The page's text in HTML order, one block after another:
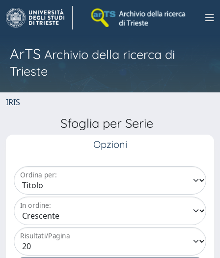
ArTS Archivio della ricerca di
Trieste
IRIS
Sfoglia per Serie
Opzioni
Ordina per:
In ordine:
Risultati/Pagina